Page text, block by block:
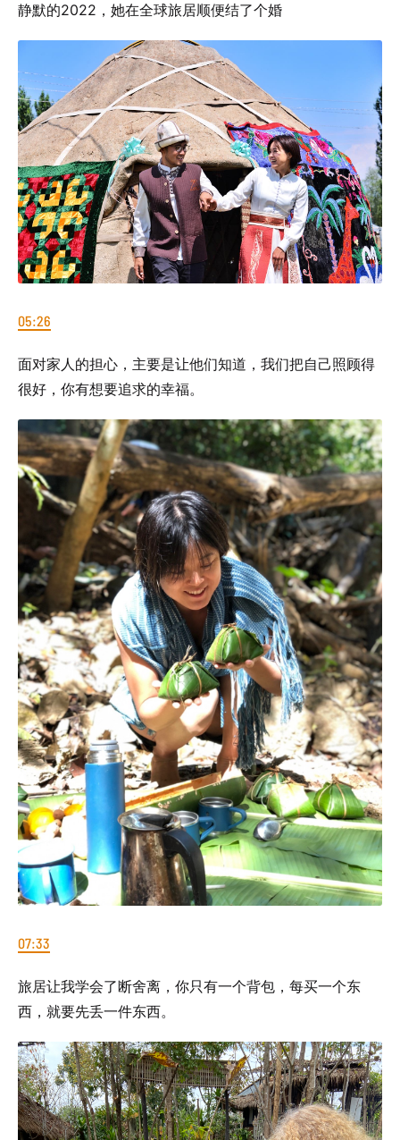
静默的2022，她在全球旅居顺便结了个婚
05:26
面对家人的担心，主要是让他们知道，我们把自己照顾得
很好，你有想要追求的幸福。
07:33
旅居让我学会了断舍离，你只有一个背包，每买一个东
西，就要先丢一件东西。